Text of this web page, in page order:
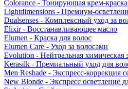
Colorance - Тонирующая крем-краска
Lightdimensions - Премиум-
Dualsenses - Комплексный уход за
Elixir - Восстанавливающее масло
Elumen - Краска для волос
Elumen Care - Уход за волосами
Evolution - Нейтральная химическая
Kerasilk - Премиальный уход для
Men Reshade - Экспресс-коррекция
New Blonde - Экспресс осветление